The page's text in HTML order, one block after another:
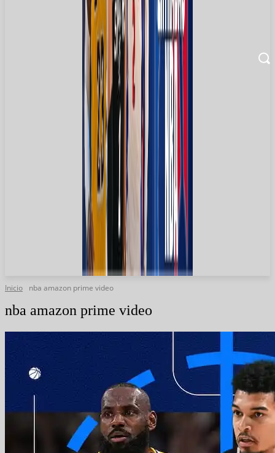
Inicio nba amazon prime video
nba amazon prime video